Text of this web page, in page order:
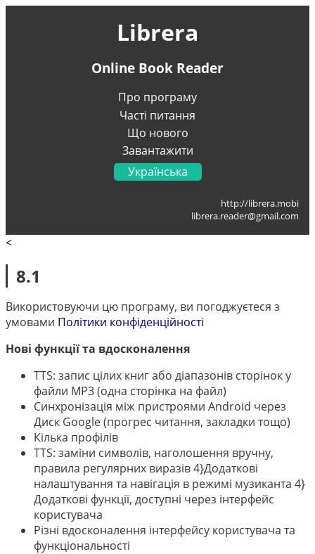
Librera
Online Book Reader
Про програму
Часті питання
Що нового
Завантажити
Українська
中文
http://librera.mobi
librera.reader@gmail.com
<
8.1
Використовуючи цю програму, ви погоджуєтеся з
умовами Політики конфіденційності
Нові функції та вдосконалення
TTS: запис цілих книг або діапазонів сторінок у
файли MP3 (одна сторінка на файл)
Синхронізація між пристроями Android через
Диск Google (прогрес читання, закладки тощо)
Кілька профілів
TTS: заміни символів, наголошення вручну,
правила регулярних виразів 4}Додаткові
налаштування та навігація в режимі музиканта 4}
Додаткові функції, доступні через інтерфейс
користувача
Різні вдосконалення інтерфейсу користувача та
функціональності